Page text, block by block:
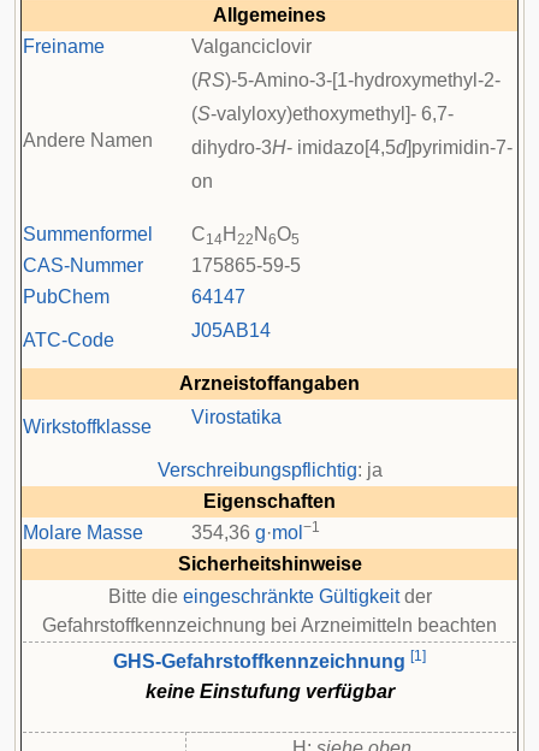
Allgemeines
Freiname
Valganciclovir
Andere Namen
(RS)-5-Amino-3-[1-hydroxymethyl-2-
(S-valyloxy)ethoxymethyl]- 6,7-
dihydro-3H- imidazo[4,5d]pyrimidin-7-
on
Summenformel C14H 22 N 6O5
CAS-Nummer
175865-59-5
PubChem
64147
ATC-Code J05AB14
Arzneistoffangaben
Wirkstoffklasse Virostatika
Verschreibungspflichtig: ja
Eigenschaften
Molare Masse
354,36 g·mol −1
Sicherheitshinweise
Bitte die eingeschränkte Gültigkeitder
Gefahrstoffkennzeichnung bei Arzneimitteln beachten
GHS-Gefahrstoffkennzeichnung [1]
keine Einstufung verfügbar